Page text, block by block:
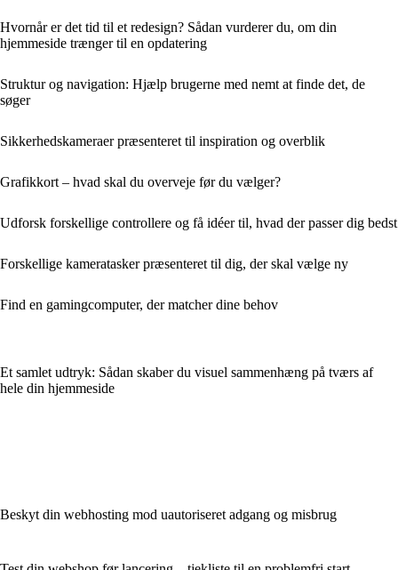
Hvornår er det tid til et redesign? Sådan vurderer du, om din
hjemmeside trænger til en opdatering
Struktur og navigation: Hjælp brugerne med nemt at finde det, de
søger
Sikkerhedskameraer præsenteret til inspiration og overblik
Grafikkort – hvad skal du overveje før du vælger?
Udforsk forskellige controllere og få idéer til, hvad der passer dig bedst
Forskellige kameratasker præsenteret til dig, der skal vælge ny
Find en gamingcomputer, der matcher dine behov
Et samlet udtryk: Sådan skaber du visuel sammenhæng på tværs af
hele din hjemmeside
Beskyt din webhosting mod uautoriseret adgang og misbrug